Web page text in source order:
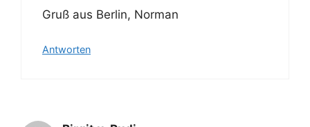
Gruß aus Berlin, Norman
Antworten